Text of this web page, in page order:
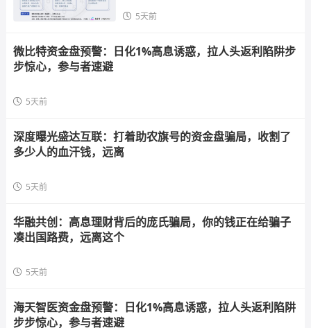
5天前
微比特资金盘预警：日化1%高息诱惑，拉人头返利陷阱步
步惊心，参与者速避
5天前
深度曝光盛达互联：打着助农旗号的资金盘骗局，收割了
多少人的血汗钱，远离
5天前
华融共创：高息理财背后的庞氏骗局，你的钱正在给骗子
凑出国路费，远离这个
5天前
海天智医资金盘预警：日化1%高息诱惑，拉人头返利陷阱
步步惊心，参与者速避